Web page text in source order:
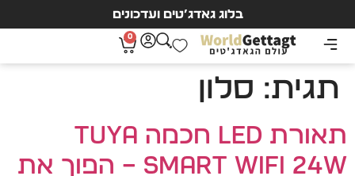
בלוג גאדג’טים ועדכונים
0
תגית: סלון
תאורת LED חכמה Tuya
Smart WiFi 24W – הפוך את